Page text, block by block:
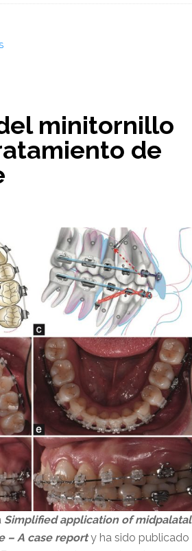
minitornillo
de
Simplified application of midpalatal
– A case reporty ha sido publicado